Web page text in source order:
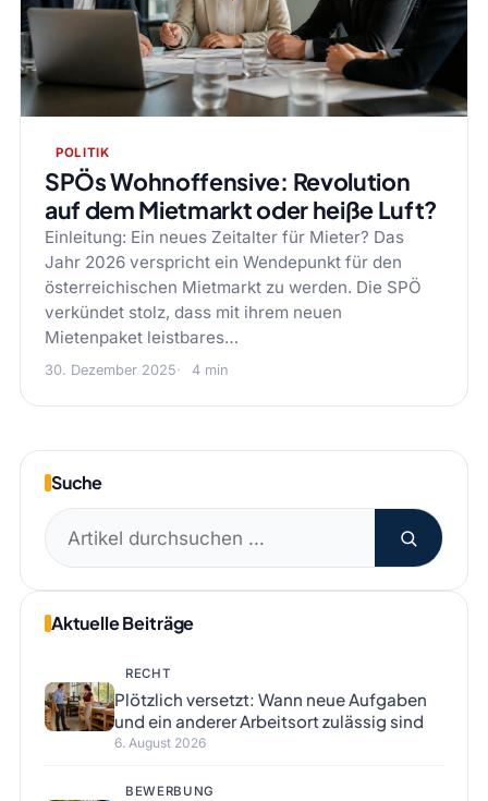
POLITIK
SPÖs Wohnoffensive: Revolution
auf dem Mietmarkt oder heiße Luft?
Einleitung: Ein neues Zeitalter für Mieter? Das
Jahr 2026 verspricht ein Wendepunkt für den
österreichischen Mietmarkt zu werden. Die SPÖ
verkündet stolz, dass mit ihrem neuen
Mietenpaket leistbares…
30. Dezember 2025 4 min
Suche
Suchen
nach:
Aktuelle Beiträge
RECHT
Plötzlich versetzt: Wann neue Aufgaben
und ein anderer Arbeitsort zulässig sind
6. August 2026
BEWERBUNG